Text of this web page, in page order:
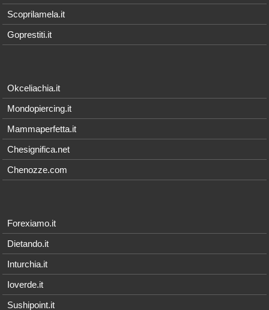
Scoprilamela.it
Goprestiti.it
Okceliachia.it
Mondopiercing.it
Mammaperfetta.it
Chesignifica.net
Chenozze.com
Forexiamo.it
Dietando.it
Inturchia.it
Ioverde.it
Sushipoint.it